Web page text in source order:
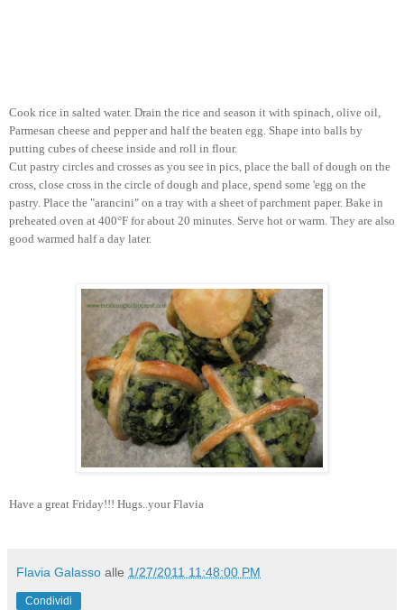
Cook rice in salted water. Drain the rice and season it with spinach, olive oil,
Parmesan cheese and pepper and half the beaten egg. Shape into balls by
putting cubes of cheese inside and roll in flour.
Cut pastry circles and crosses as you see in pics, place the ball of dough on the
cross, close cross in the circle of dough and place, spend some 'egg on the
pastry. Place the "arancini" on a tray with a sheet of parchment paper. Bake in
preheated oven at 400°F for about 20 minutes. Serve hot or warm. They are also
good warmed half a day later.
Have a great Friday!!! Hugs..your Flavia
Flavia Galasso alle 1/27/2011 11:48:00 PM
Condividi